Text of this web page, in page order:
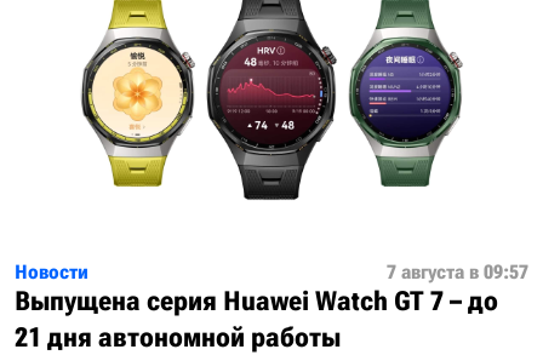
Новости 7 августа в 09:57
Выпущена серия Huawei Watch GT 7 – до
21 дня автономной работы